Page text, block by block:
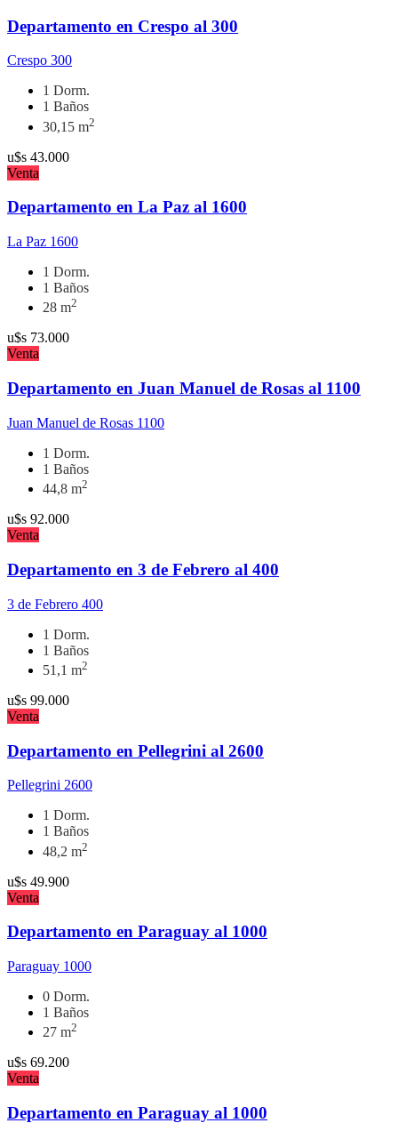
Departamento en Crespo al 300
Crespo 300
1 Dorm.
1 Baños
30,15 m2
u$s 43.000
Venta
Departamento en La Paz al 1600
La Paz 1600
1 Dorm.
1 Baños
28 m2
u$s 73.000
Venta
Departamento en Juan Manuel de Rosas al 1100
Juan Manuel de Rosas 1100
1 Dorm.
1 Baños
44,8 m2
u$s 92.000
Venta
Departamento en 3 de Febrero al 400
3 de Febrero 400
1 Dorm.
1 Baños
51,1 m2
u$s 99.000
Venta
Departamento en Pellegrini al 2600
Pellegrini 2600
1 Dorm.
1 Baños
48,2 m2
u$s 49.900
Venta
Departamento en Paraguay al 1000
Paraguay 1000
0 Dorm.
1 Baños
27 m2
u$s 69.200
Venta
Departamento en Paraguay al 1000